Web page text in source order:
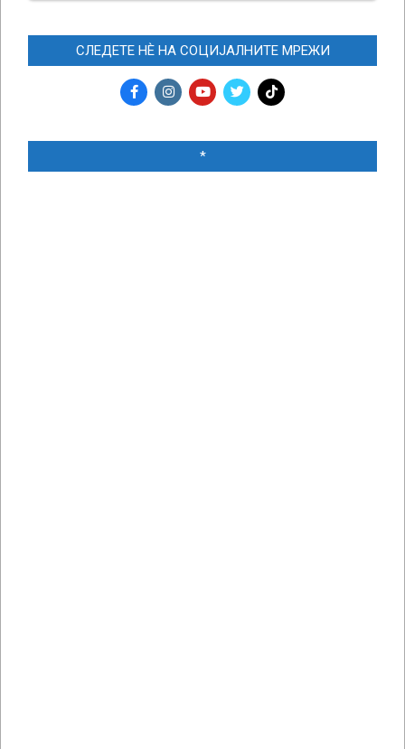
СЛЕДЕТЕ НЀ НА СОЦИЈАЛНИТЕ МРЕЖИ
*